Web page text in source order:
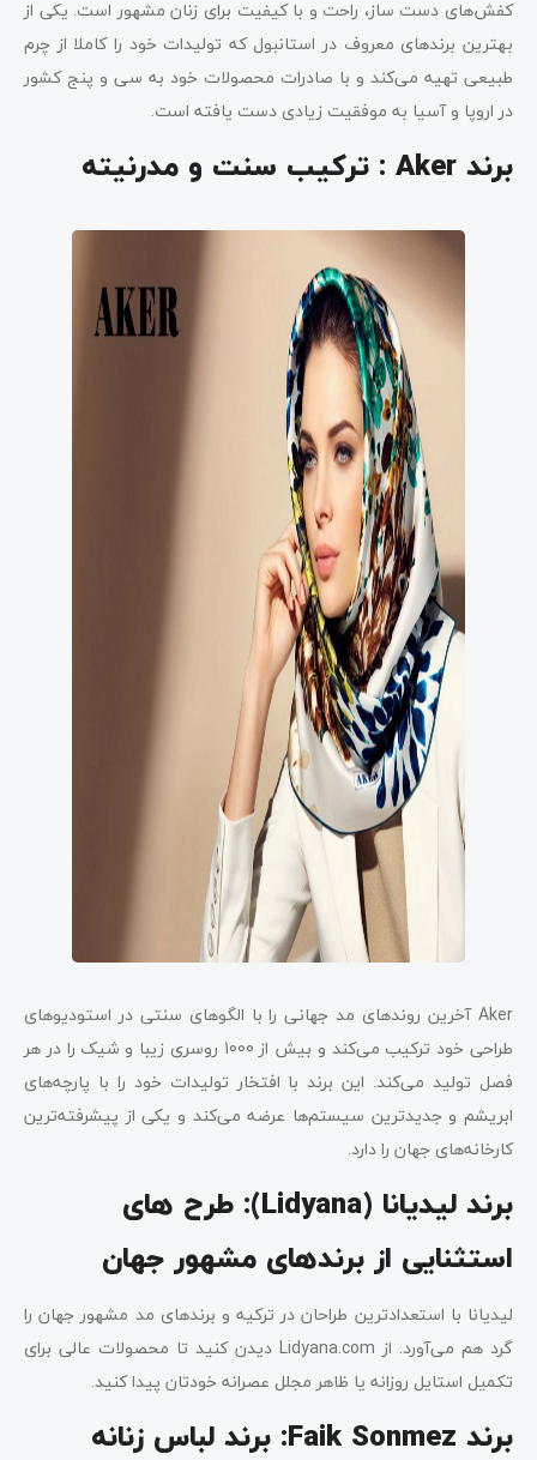
کفش‌های دست ساز، راحت و با کیفیت برای زنان مشهور است. یکی از
بهترین برندهای معروف در استانبول که تولیدات خود را کاملا از چرم
طبیعی تهیه می‌کند و با صادرات محصولات خود به سی و پنج کشور
در اروپا و آسیا به موفقیت زیادی دست یافته است.
برند Aker : ترکیب سنت و مدرنیته
Aker آخرین روندهای مد جهانی را با الگوهای سنتی در استودیوهای
طراحی خود ترکیب می‌کند و بیش از 1000 روسری زیبا و شیک را در هر
فصل تولید می‌کند. این برند با افتخار تولیدات خود را با پارچه‌های
ابریشم و جدیدترین سیستم‌ها عرضه می‌کند و یکی از پیشرفته‌ترین
کارخانه‌های جهان را دارد.
برند لیدیانا (Lidyana): طرح های
استثنایی از برندهای مشهور جهان
لیدیانا با استعدادترین طراحان در ترکیه و برندهای مد مشهور جهان را
گرد هم می‌آورد. از Lidyana.com دیدن کنید تا محصولات عالی برای
تکمیل استایل روزانه یا ظاهر مجلل عصرانه خودتان پیدا کنید.
برند Faik Sonmez: برند لباس زنانه